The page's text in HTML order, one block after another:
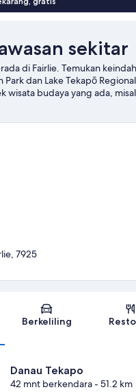
sekitar
di Fairlie. Temukan
Park dan Lake Tekapō
wisata budaya yang ada,
dan Vintage Car &
Peta
7925
Berkeliling
Danau Tekapo
42 mnt berkendara- 51.2 km